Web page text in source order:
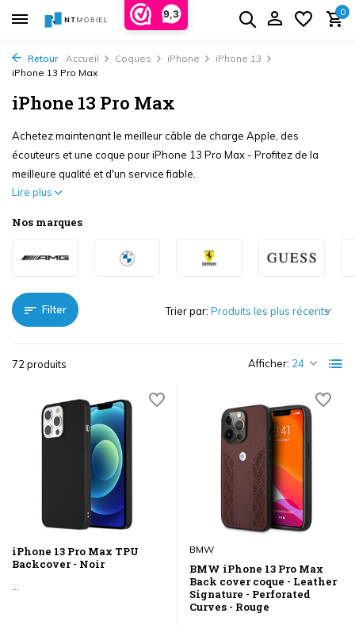
9,3 0
Retour Accueil Coques iPhone
iPhone 13
iPhone 13 Pro Max
iPhone 13 Pro Max
Achetez maintenant le meilleur câble de charge Apple, des
écouteurs et une coque pour iPhone 13 Pro Max - Profitez de la
meilleure qualité et d'un service fiable.
Lire plus
Nos marques
Filter
72 produits Afficher:
Trier par:
iPhone 13 Pro Max TPU
Backcover - Noir
BMW
BMW iPhone 13 Pro Max
Back cover coque - Leather
Signature - Perforated
Curves - Rouge